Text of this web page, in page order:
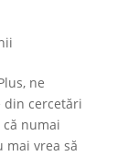
ne
din cercetări
numai
mai vrea să